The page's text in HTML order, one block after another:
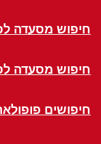
חיפוש מסעדה
חיפוש מסעדה
חיפושים